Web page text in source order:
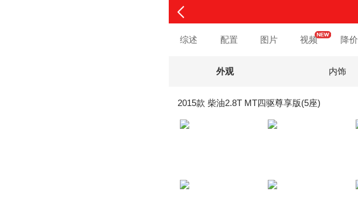
综述 配置 图片 视频 降价
外观 内饰
2015款 柴油2.8T MT四驱尊享版(5座)